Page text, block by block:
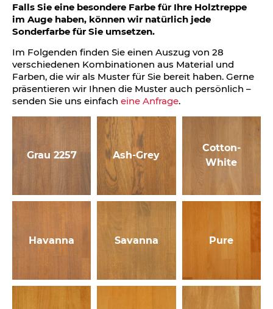
Falls Sie eine besondere Farbe für Ihre Holztreppe
im Auge haben, können wir natürlich jede
Sonderfarbe für Sie umsetzen.
Im Folgenden finden Sie einen Auszug von 28
verschiedenen Kombinationen aus Material und
Farben, die wir als Muster für Sie bereit haben. Gerne
präsentieren wir Ihnen die Muster auch persönlich –
senden Sie uns einfach eine Anfrage.
Grau 2257 Ash-Grey
Cotton-
White
Havanna Savanna Pure